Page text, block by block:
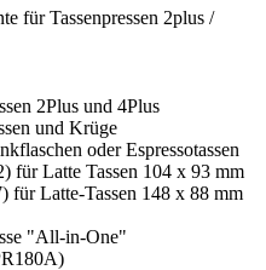
für Tassenpressen 2plus /
2Plus und 4Plus
und Krüge
oder Espressotassen
für Latte Tassen 104 x 93 mm
Latte-Tassen 148 x 88 mm
"All-in-One"